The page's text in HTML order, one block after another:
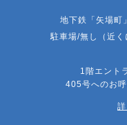
地下鉄「矢場町
駐車場/無し（近く
1階エント
405号へのお